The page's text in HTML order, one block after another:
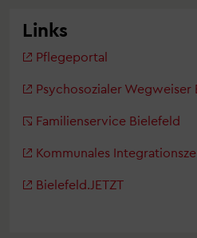
Links
Pflegeportal
Psychosozialer Wegweiser
Familienservice Bielefeld
Kommunales
Bielefeld.JETZT